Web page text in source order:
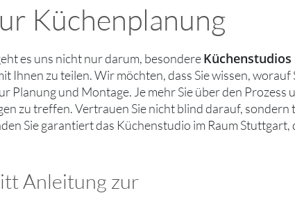
Küchenplanung
es uns nicht nur darum, besondere
Ihnen zu teilen. Wir möchten, dass Sie wissen,
Planung und Montage. Je mehr Sie über den
zu treffen. Vertrauen Sie nicht blind darauf,
Sie garantiert das Küchenstudio im Raum
Anleitung zur